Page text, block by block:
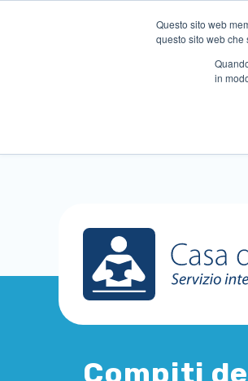
Questo sito web
questo sito web che
in
Compiti